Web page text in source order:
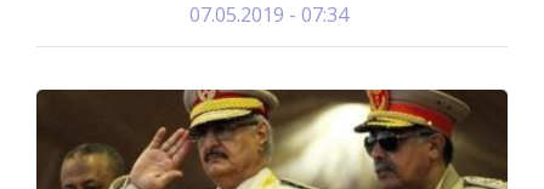
07.05.2019 - 07:34